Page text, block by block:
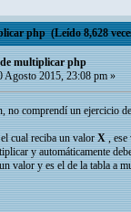
php (Leído 8,628
multiplicar php
Agosto 2015, 23:08 pm »
no comprendí un ejercicio
cual reciba un valorX, ese
y automáticamente
valor y es el de la tabla a